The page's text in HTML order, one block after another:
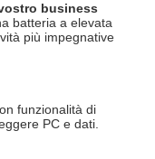
business
batteria a elevata
più impegnative
funzionalità di
PC e dati.